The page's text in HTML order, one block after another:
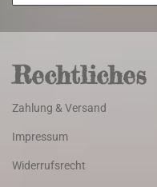
Rechtliches
Zahlung & Versand
Impressum
Widerrufsrecht